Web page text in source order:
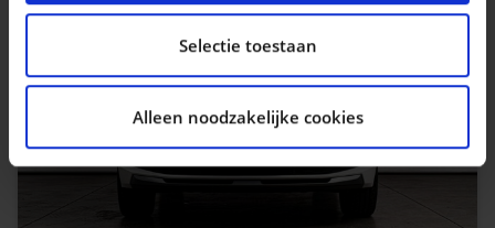
delen we informatie over uw gebruik van onze site met
onze partners voor social media, adverteren en
combineren met andere informatie die u aan ze heeft
verstrekt of die ze hebben verzameld op basis van uw
gebruik van hun services.
Selectie toestaan
Alleen noodzakelijke cookies